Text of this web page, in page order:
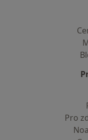
Pro